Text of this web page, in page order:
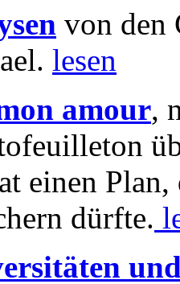
von den
lesen
amour,
einen Plan,
dürfte.